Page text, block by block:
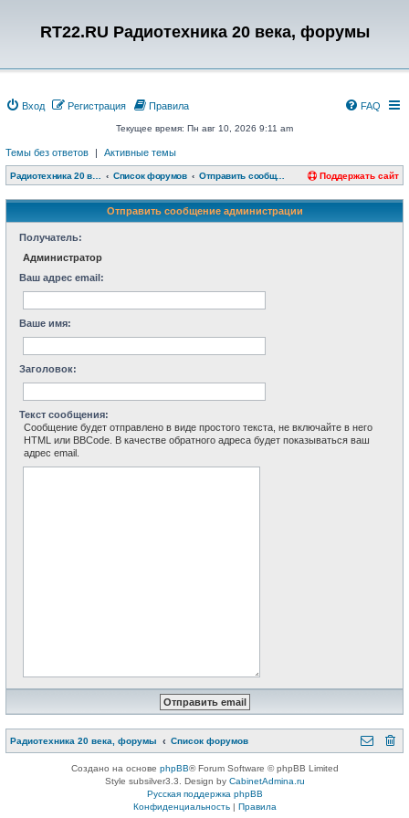
RT22.RU Радиотехника 20 века, форумы
Вход Регистрация FAQ
Правила
Текущее время: Пн авг 10, 2026 9:11 am
Темы без ответов | Активные темы
Радиотехника 20 века, форумы Список форумов Отправить сообщение администрации Поддержать сайт
Отправить сообщение администрации
Получатель:
Администратор
Ваш адрес email:
Ваше имя:
Заголовок:
Текст сообщения:
Сообщение будет отправлено в виде простого текста, не включайте в него
HTML или BBCode. В качестве обратного адреса будет показываться ваш
адрес email.
Радиотехника 20 века, форумы Список форумов
Создано на основе phpBB® Forum Software © phpBB Limited
Style subsilver3.3. Design by CabinetAdmina.ru
Русская поддержка phpBB
Конфиденциальность| Правила